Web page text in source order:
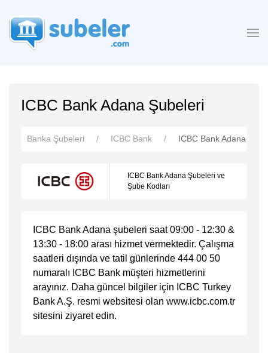
ICBC Bank Adana Şubeleri
Banka Şubeleri ICBC Bank ICBC Bank Adana
ICBC Bank Adana Şubeleri ve
Şube Kodları
ICBC Bank Adana şubeleri saat 09:00 - 12:30 &
13:30 - 18:00 arası hizmet vermektedir. Çalışma
saatleri dışında ve tatil günlerinde 444 00 50
numaralı ICBC Bank müşteri hizmetlerini
arayınız. Daha güncel bilgiler için ICBC Turkey
Bank A.Ş. resmi websitesi olan www.icbc.com.tr
sitesini ziyaret edin.